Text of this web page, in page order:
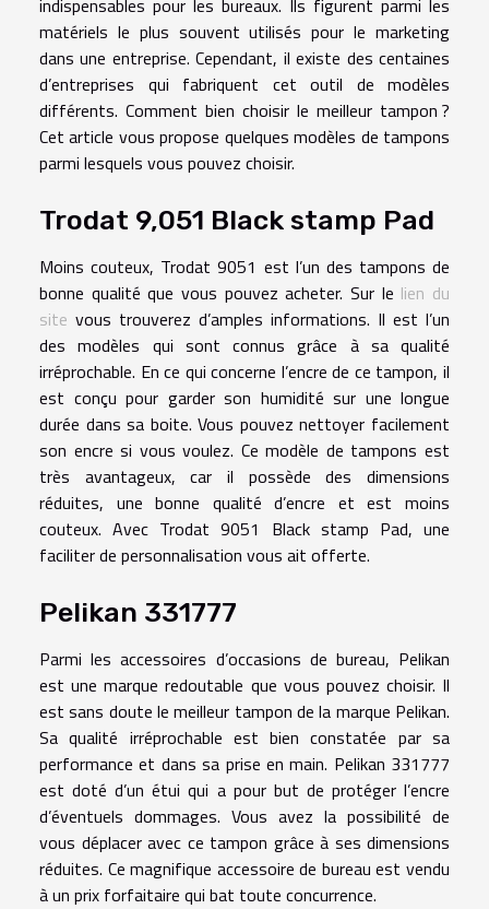
matériels le plus souvent utilisés pour le marketing
dans une entreprise. Cependant, il existe des centaines
d’entreprises qui fabriquent cet outil de modèles
différents. Comment bien choisir le meilleur tampon ?
Cet article vous propose quelques modèles de tampons
parmi lesquels vous pouvez choisir.
Trodat 9,051 Black stamp Pad
Moins couteux, Trodat 9051 est l’un des tampons de
bonne qualité que vous pouvez acheter. Sur le lien du
site vous trouverez d’amples informations. Il est l’un
des modèles qui sont connus grâce à sa qualité
irréprochable. En ce qui concerne l’encre de ce tampon, il
est conçu pour garder son humidité sur une longue
durée dans sa boite. Vous pouvez nettoyer facilement
son encre si vous voulez. Ce modèle de tampons est
très avantageux, car il possède des dimensions
réduites, une bonne qualité d’encre et est moins
couteux. Avec Trodat 9051 Black stamp Pad, une
faciliter de personnalisation vous ait offerte.
Pelikan 331777
Parmi les accessoires d’occasions de bureau, Pelikan
est une marque redoutable que vous pouvez choisir. Il
est sans doute le meilleur tampon de la marque Pelikan.
Sa qualité irréprochable est bien constatée par sa
performance et dans sa prise en main. Pelikan 331777
est doté d’un étui qui a pour but de protéger l’encre
d’éventuels dommages. Vous avez la possibilité de
vous déplacer avec ce tampon grâce à ses dimensions
réduites. Ce magnifique accessoire de bureau est vendu
à un prix forfaitaire qui bat toute concurrence.